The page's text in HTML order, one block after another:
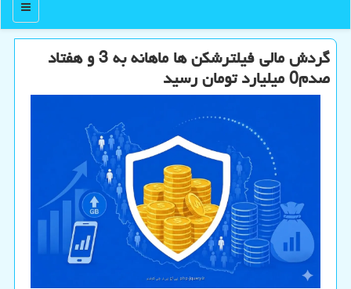
منو
گردش مالی فیلترشکن ها ماهانه به 3 و هفتاد
صدم0 میلیارد تومان رسید